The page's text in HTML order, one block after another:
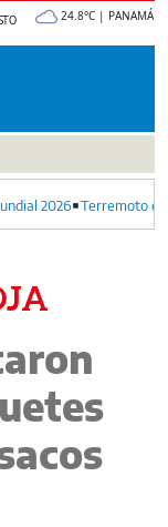
24.8°C | PANAMÁ
2026 Terremoto